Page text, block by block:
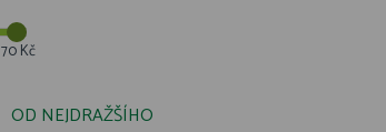
70 Kč
OD NEJDRAŽŠÍHO